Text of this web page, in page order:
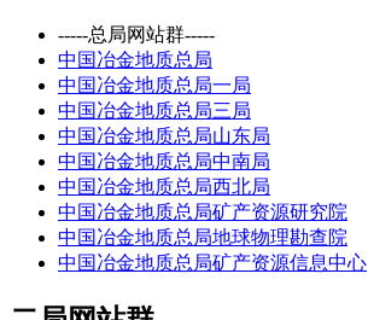
-----总局网站群-----
中国冶金地质总局
中国冶金地质总局一局
中国冶金地质总局三局
中国冶金地质总局山东局
中国冶金地质总局中南局
中国冶金地质总局西北局
中国冶金地质总局矿产资源研究院
中国冶金地质总局地球物理勘查院
中国冶金地质总局矿产资源信息中心